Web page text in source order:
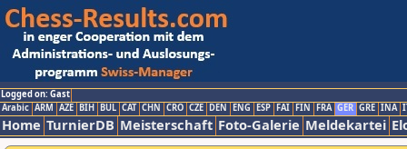
Logged on: Gast
Arabic ARM AZE BIH BUL CAT CHN CRO CZE DEN ENG ESP FAI FIN FRA GER GRE INA
Home TurnierDB Meisterschaft Foto-Galerie Meldekartei